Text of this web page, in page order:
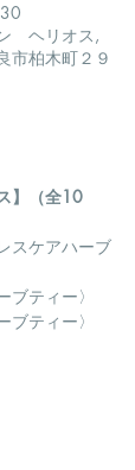
ヘリオス,
市柏木町２９
】（全10
スケアハーブ
ティー〉
ティー〉